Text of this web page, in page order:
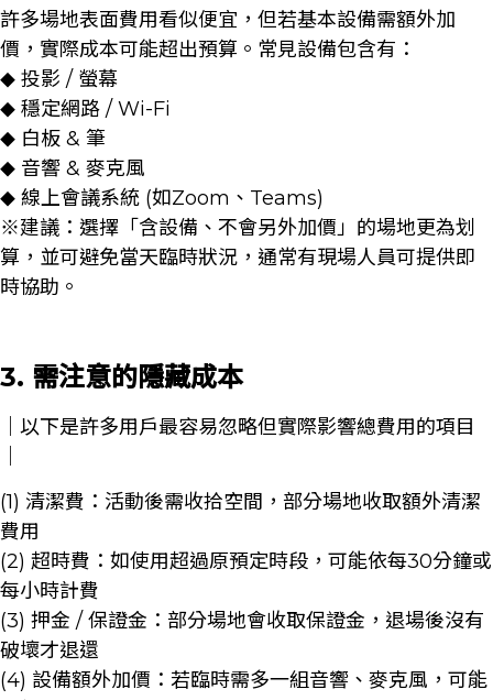
許多場地表面費用看似便宜，但若基本設備需額外加
價，實際成本可能超出預算。常見設備包含有：
◆ 投影 / 螢幕
◆ 穩定網路 / Wi-Fi
◆ 白板 & 筆
◆ 音響 & 麥克風
◆ 線上會議系統 (如Zoom、Teams)
※建議：選擇「含設備、不會另外加價」的場地更為划
算，並可避免當天臨時狀況，通常有現場人員可提供即
時協助。
3. 需注意的隱藏成本
｜以下是許多用戶最容易忽略但實際影響總費用的項目
(1) 清潔費：活動後需收拾空間，部分場地收取額外清潔
費用
(2) 超時費：如使用超過原預定時段，可能依每30分鐘或
每小時計費
(3) 押金 / 保證金：部分場地會收取保證金，退場後沒有
破壞才退還
(4) 設備額外加價：若臨時需多一組音響、麥克風，可能